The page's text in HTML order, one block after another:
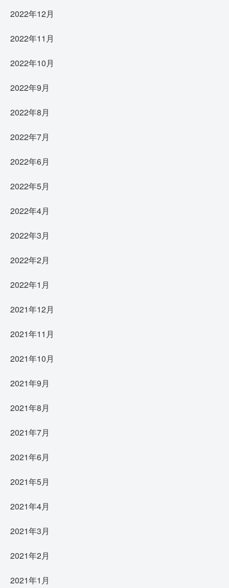
2022年12月
2022年11月
2022年10月
2022年9月
2022年8月
2022年7月
2022年6月
2022年5月
2022年4月
2022年3月
2022年2月
2022年1月
2021年12月
2021年11月
2021年10月
2021年9月
2021年8月
2021年7月
2021年6月
2021年5月
2021年4月
2021年3月
2021年2月
2021年1月